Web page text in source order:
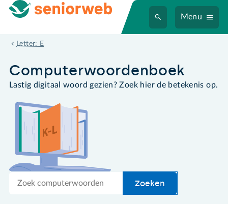
Menu
Letter: E
extensie
Computer­woordenboek
Lastig digitaal woord gezien? Zoek hier de betekenis op.
Zoek
Zoeken